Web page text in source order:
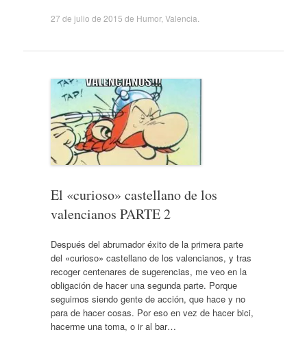
27 de julio de 2015 de Humor, Valencia
El «curioso» castellano de los
valencianos PARTE 2
Después del abrumador éxito de la primera parte
del «curioso» castellano de los valencianos, y tras
recoger centenares de sugerencias, me veo en la
obligación de hacer una segunda parte. Porque
seguimos siendo gente de acción, que hace y no
para de hacer cosas. Por eso en vez de hacer bici,
hacerme una toma, o ir al bar…